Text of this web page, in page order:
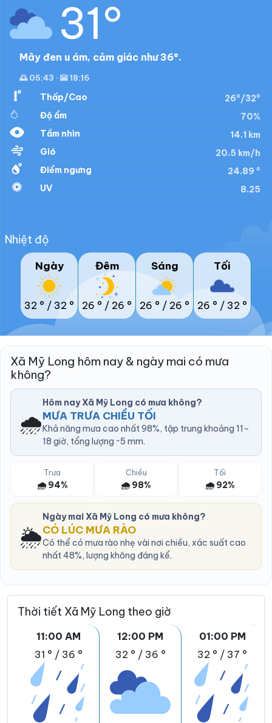
31°
Mây đen u ám, cảm giác như 36°.
🌅 05:43 · 🌇 18:16
Thấp/Cao
26°/32°
Độ ẩm
70%
Tầm nhìn
14.1 km
Gió
20.5 km/h
Điểm ngưng
24.89 °
UV
8.25
Nhiệt độ
Ngày
32 ° / 32 °
Đêm
26 ° / 26 °
Sáng
26 ° / 26 °
Tối
26 ° / 32 °
Xã Mỹ Long hôm nay & ngày mai có mưa
không?
🌧️
Hôm nay Xã Mỹ Long có mưa không?
MƯA TRƯA CHIỀU TỐI
Khả năng mưa cao nhất 98%, tập trung khoảng 11–
18 giờ, tổng lượng ~5 mm.
Trưa
🌧️ 94%
Chiều
🌧️ 98%
Tối
🌧️ 92%
🌦️
Ngày mai Xã Mỹ Long có mưa không?
CÓ LÚC MƯA RÀO
Có thể có mưa rào nhẹ vài nơi chiều, xác suất cao
nhất 48%, lượng không đáng kể.
Thời tiết Xã Mỹ Long theo giờ
11:00 AM
31 ° / 36 °
12:00 PM
32 ° / 36 °
01:00 PM
32 ° / 37 °